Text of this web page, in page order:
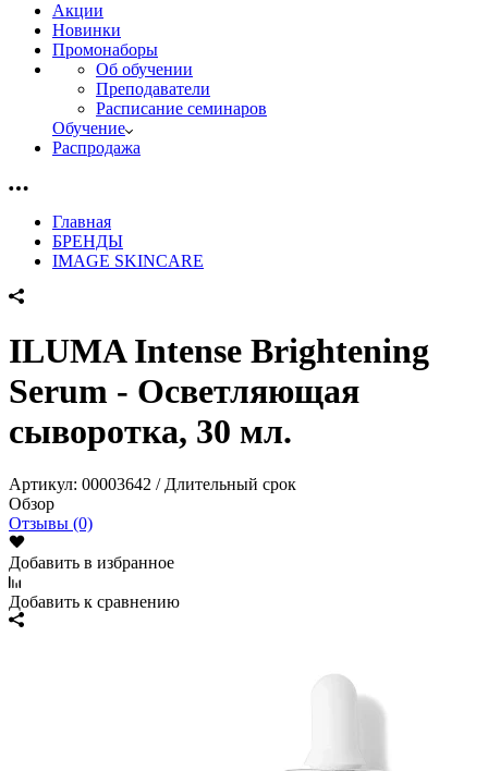
Акции
Новинки
Промонаборы
Об обучении
Преподаватели
Расписание семинаров
Обучение
Распродажа
Главная
БРЕНДЫ
IMAGE SKINCARE
ILUMA Intense Brightening
Serum - Осветляющая
сыворотка, 30 мл.
Артикул: 00003642 / Длительный срок
Обзор
Отзывы (0)
Добавить в избранное
Добавить к сравнению